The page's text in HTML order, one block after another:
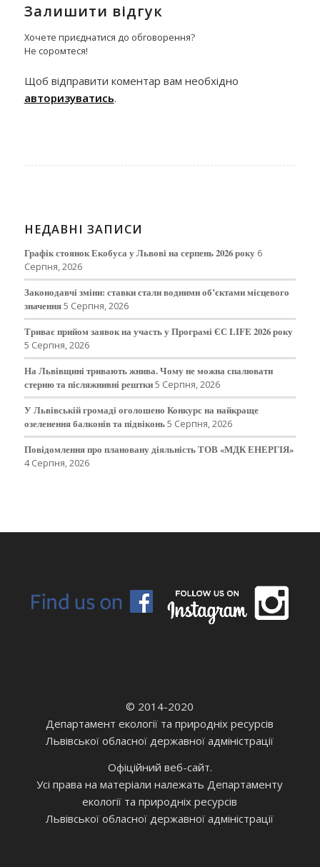
Залишити відгук
Хочете приєднатися до обговорення?
Не соромтеся!
Щоб відправити коментар вам необхідно
авторизуватись.
НЕДАВНІ ЗАПИСИ
Графік стоянок Екобуса у Львові на серпень 2026 року 6
Серпня, 2026
Законодавчі зміни: ставки стали водними об’єктами місцевого
значення5 Серпня, 2026
Триває прийом заявок на участь у Програмі ЄС LIFE 2026 року
5 Серпня, 2026
На Львівщині тривають жнива. Чому не можна спалювати
стерню та післяжнивні рештки5 Серпня, 2026
У Львівській громаді оголошено Конкурс на найкраще
озеленення балконів та підвіконь5 Серпня, 2026
Повідомлення про плановану діяльність ТОВ «МДК ЕНЕРГІЯ»
4 Серпня, 2026
© 2014-2020
Департамент екології та природніх ресурсів
Львівської обласної державної адміністрації
Офіційний веб-сайт.
Усі права на матеріали належать Департаменту
екології та природніх ресурсів
Львівської обласної державної адміністрації